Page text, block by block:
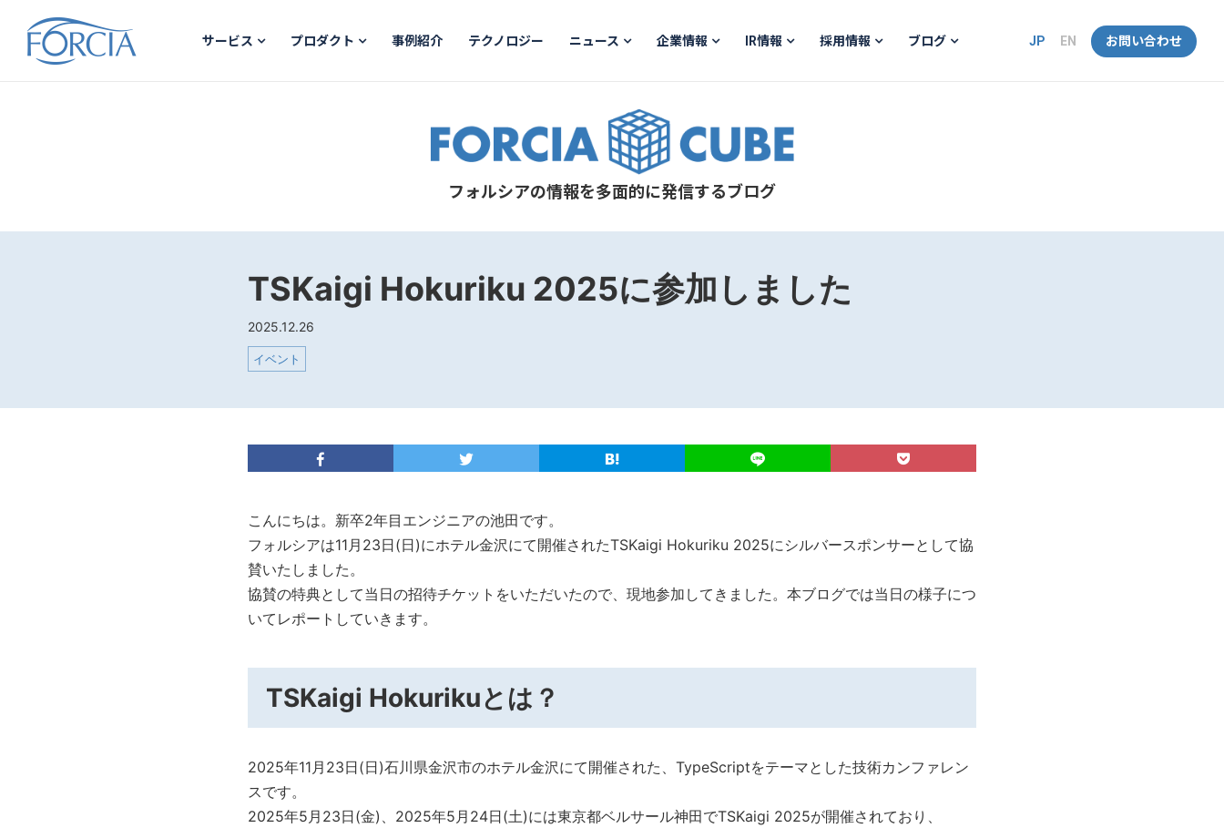
サービス プロダクト 事例紹介 テクノロジー ニュース 企業情報 IR情報 採用情報 ブログ JP EN お問い合わせ
フォルシアの情報を多面的に発信するブログ
TSKaigi Hokuriku 2025に参加しました
2025.12.26
イベント
こんにちは。新卒2年目エンジニアの池田です。
フォルシアは11月23日(日)にホテル金沢にて開催されたTSKaigi Hokuriku 2025にシルバースポンサーとして協
賛いたしました。
協賛の特典として当日の招待チケットをいただいたので、現地参加してきました。本ブログでは当日の様子につ
いてレポートしていきます。
TSKaigi Hokurikuとは？
2025年11月23日(日)石川県金沢市のホテル金沢にて開催された、TypeScriptをテーマとした技術カンファレン
スです。
2025年5月23日(金)、2025年5月24日(土)には東京都ベルサール神田でTSKaigi 2025が開催されており、